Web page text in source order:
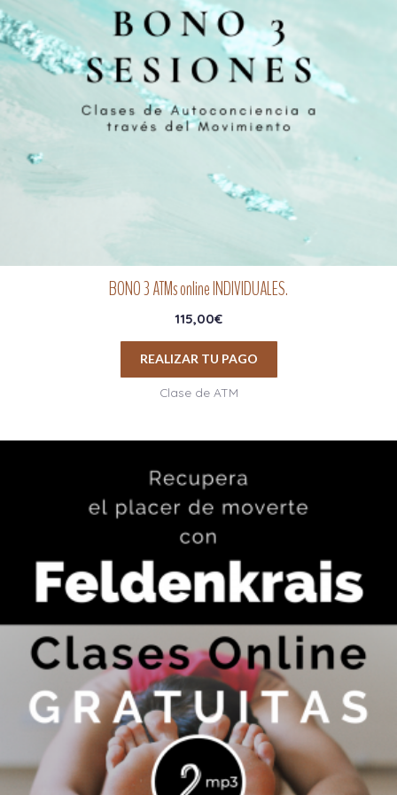
BONO 3 ATMs online INDIVIDUALES.
115,00€
REALIZAR TU PAGO
Clase de ATM